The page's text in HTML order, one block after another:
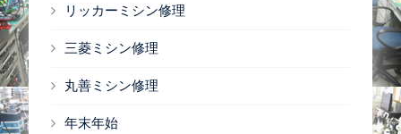
リッカーミシン修理
三菱ミシン修理
丸善ミシン修理
年末年始